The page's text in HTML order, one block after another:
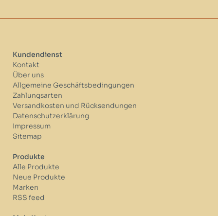
Kundendienst
Kontakt
Über uns
Allgemeine Geschäftsbedingungen
Zahlungsarten
Versandkosten und Rücksendungen
Datenschutzerklärung
Impressum
Sitemap
Produkte
Alle Produkte
Neue Produkte
Marken
RSS feed